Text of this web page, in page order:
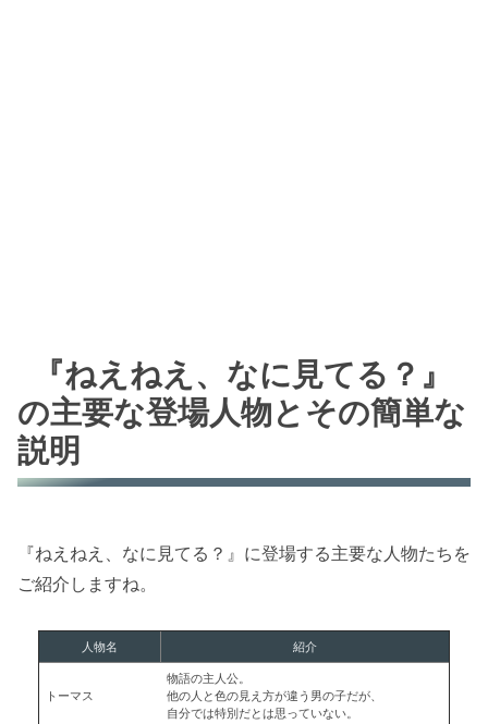
『ねえねえ、なに見てる？』
の主要な登場人物とその簡単な
説明
『ねえねえ、なに見てる？』に登場する主要な人物たちを
ご紹介しますね。
人物名 紹介
トーマス
物語の主人公。
他の人と色の見え方が違う男の子だが、
自分では特別だとは思っていない。